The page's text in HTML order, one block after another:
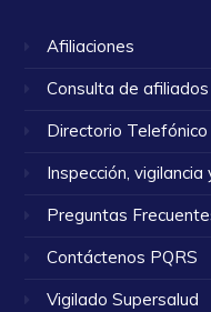
Afiliaciones
Consulta de afiliados
Directorio
Inspección, vigilancia
Preguntas
Contáctenos PQRS
Vigilado Supersalud